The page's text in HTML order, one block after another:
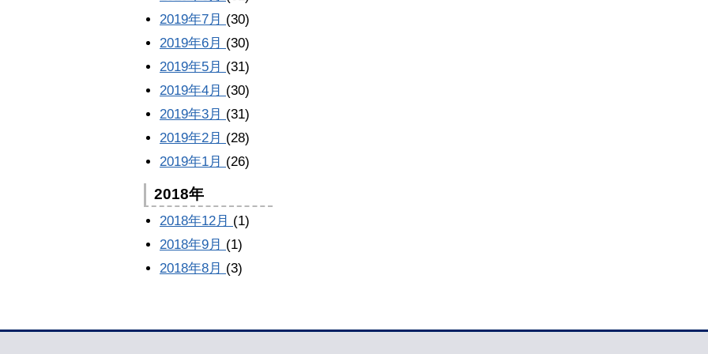
2019年7月 (30)
2019年6月 (30)
2019年5月 (31)
2019年4月 (30)
2019年3月 (31)
2019年2月 (28)
2019年1月 (26)
2018年
2018年12月 (1)
2018年9月 (1)
2018年8月 (3)